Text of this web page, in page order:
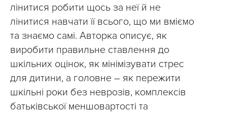
лінитися робити щось за неї й не
лінитися навчати її всього, що ми вміємо
та знаємо самі. Авторка описує, як
виробити правильне ставлення до
шкільних оцінок, як мінімізувати стрес
для дитини, а головне – як пережити
шкільні роки без неврозів, комплексів
батьківської меншовартості та